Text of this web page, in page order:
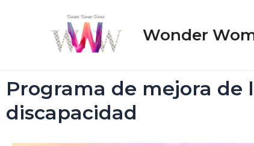
Wonder
Programa de mejora de
discapacidad